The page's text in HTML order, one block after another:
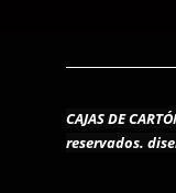
CAJAS DE
reservados.